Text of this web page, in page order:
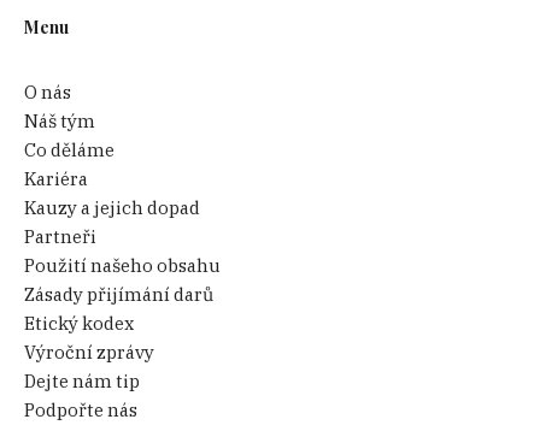
Menu
O nás
Náš tým
Co děláme
Kariéra
Kauzy a jejich dopad
Partneři
Použití našeho obsahu
Zásady přijímání darů
Etický kodex
Výroční zprávy
Dejte nám tip
Podpořte nás